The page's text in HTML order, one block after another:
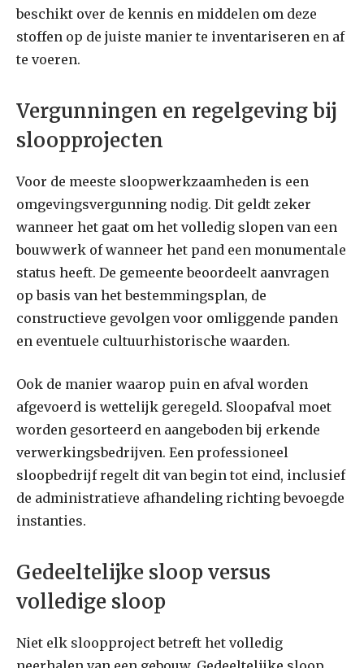
beschikt over de kennis en middelen om deze
stoffen op de juiste manier te inventariseren en af
te voeren.
Vergunningen en regelgeving bij
sloopprojecten
Voor de meeste sloopwerkzaamheden is een
omgevingsvergunning nodig. Dit geldt zeker
wanneer het gaat om het volledig slopen van een
bouwwerk of wanneer het pand een monumentale
status heeft. De gemeente beoordeelt aanvragen
op basis van het bestemmingsplan, de
constructieve gevolgen voor omliggende panden
en eventuele cultuurhistorische waarden.
Ook de manier waarop puin en afval worden
afgevoerd is wettelijk geregeld. Sloopafval moet
worden gesorteerd en aangeboden bij erkende
verwerkingsbedrijven. Een professioneel
sloopbedrijf regelt dit van begin tot eind, inclusief
de administratieve afhandeling richting bevoegde
instanties.
Gedeeltelijke sloop versus
volledige sloop
Niet elk sloopproject betreft het volledig